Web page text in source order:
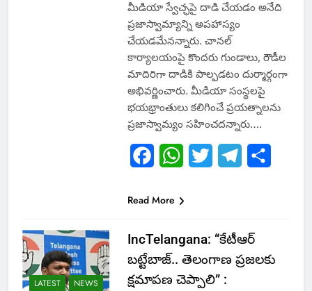
మీడియా స్వేచ్ఛపై దాడి చేయడం అనేది
ప్రజాస్వామ్యాన్ని అపహాస్యం
చేయడమేనన్నారు. చానల్
కార్యాలయంపై కొందరు గుండాలు, రౌడీల
మాదిరిగా దాడికి పాల్పడటం దుర్మార్గంగా
అభివర్ణించారు. మీడియా సంస్థలపై
భయభ్రాంతులు కలిగించే ప్రయత్నాలను
ప్రజాస్వామ్యం సహించదన్నారు….
FacebookWhatsApp
Twitter Telegram
Read More
LATEST
NEWS
IncTelangana: “కేటీఆర్
బట్టేబాజ్.. తెలంగాణ ప్రజలకు
క్షమాపణ చెప్పాలి” :